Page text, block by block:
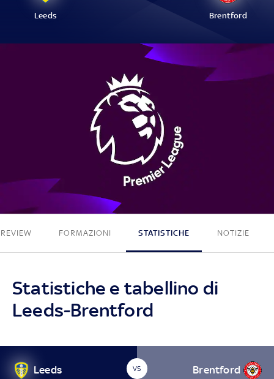
Leeds Brentford
0 - 0
FORMAZIONI STATISTICHE NOTIZIE
Statistiche e tabellino di
Leeds-Brentford
Leeds VS Brentford